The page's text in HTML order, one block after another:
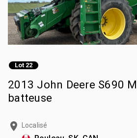
Lot 22
2013 John Deere S690
batteuse
Localisé